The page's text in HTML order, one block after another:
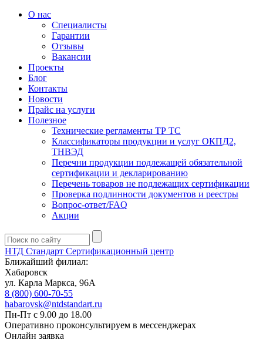
О нас
Специалисты
Гарантии
Отзывы
Вакансии
Проекты
Блог
Контакты
Новости
Прайс на услуги
Полезное
Технические регламенты ТР ТС
Классификаторы продукции и услуг ОКПД2,
ТНВЭД
Перечни продукции подлежащей обязательной
сертификации и декларированию
Перечень товаров не подлежащих сертификации
Проверка подлинности документов и реестры
Вопрос-ответ/FAQ
Акции
НТД Стандарт Сертификационный центр
Ближайший филиал:
Хабаровск
ул. Карла Маркса, 96А
8 (800) 600-70-55
habarovsk@ntdstandart.ru
Пн-Пт с 9.00 до 18.00
Оперативно проконсультируем в мессенджерах
Онлайн заявка